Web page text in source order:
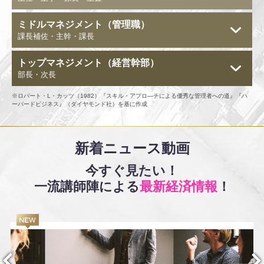
トップマネジメント （経営幹部）
部長・次長
ミドルマネジメント （管理職）
課長補佐・主幹・課長
※ ロバート・L・カッツ（1982）『スキル・アプロ―チによる優秀な管理者への道』『ハ
ーバードビジネス』（ダイヤモンド社）を基に作成
新着ニュース動画
今すぐ見たい！
一流講師陣による最新経済情報 ！